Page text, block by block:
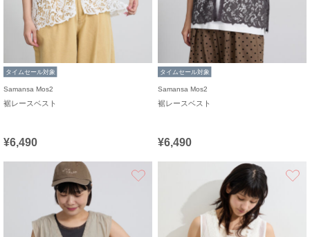
タイムセール対象
Samansa Mos2
裾レースベスト
¥6,490
タイムセール対象
Samansa Mos2
裾レースベスト
¥6,490